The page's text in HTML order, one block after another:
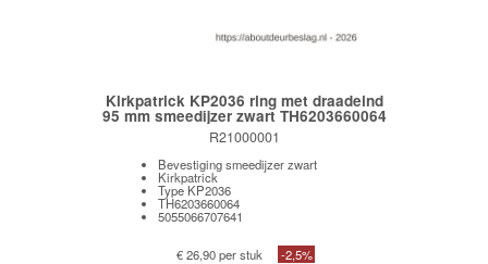
Kirkpatrick KP2036 ring met draadeind
95 mm smeedijzer zwart TH6203660064
R21000001
Bevestiging smeedijzer zwart
Kirkpatrick
Type KP2036
TH6203660064
5055066707641
€ 26,90 per stuk -2,5%